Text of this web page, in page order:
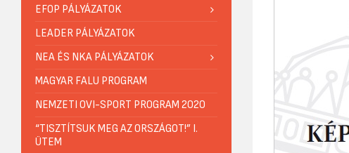
EFOP PÁLYÁZATOK
LEADER PÁLYÁZATOK
NEA ÉS NKA PÁLYÁZATOK
MAGYAR FALU PROGRAM
NEMZETI OVI-SPORT PROGRAM 2020
“TISZTÍTSUK MEG AZ ORSZÁGOT!” I.
ÜTEM